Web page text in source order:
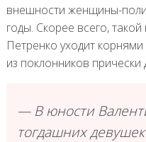
внешности женщины-
годы. Скорее всего,
Петренко уходит
из поклонников прически
— В юности
тогдашних